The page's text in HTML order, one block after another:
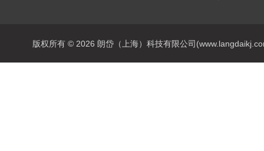
版权所有 © 2026 朗岱（上海）科技有限公司